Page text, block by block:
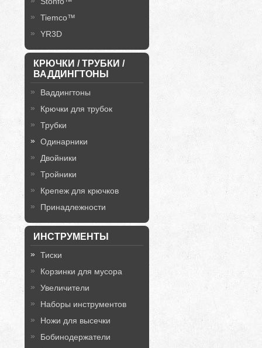
Tiemco™
YR3D
КРЮЧКИ / ТРУБКИ /
ВАДДИНГТОНЫ
Ваддингтоны
Крючки для трубок
Трубки
Одинарники
Двойники
Тройники
Крепеж для крючков
Принадлежности
ИНСТРУМЕНТЫ
Тиски
Корзинки для мусора
Увеличители
Наборы инструментов
Ножи для высечки
Бобинодержатели